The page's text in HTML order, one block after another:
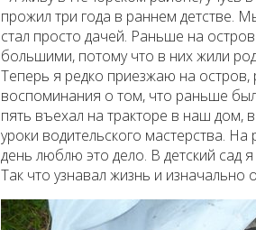
прожил три года в раннем детстве.
стал просто дачей. Раньше на
большими, потому что в них жили
Теперь я редко приезжаю на остров,
воспоминания о том, что раньше
пять въехал на тракторе в наш
уроки водительского мастерства.
день люблю это дело. В детский сад
Так что узнавал жизнь и